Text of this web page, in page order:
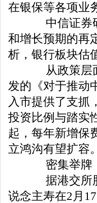
在银保等各项业
中信证券研
和增长预期的再
析，银行板块估
从政策层面
发的《对于推动
入市提供了支抓
投资比例与踏实
起，每年新增保
立鸿沟有望扩容。
密集举牌
据港交所股
说念主寿在2月